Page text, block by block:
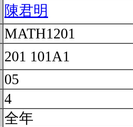
陳君明
MATH1201
201 101A1
05
4
全年